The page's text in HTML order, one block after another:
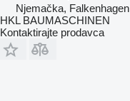
Njemačka, Falkenhagen
HKL BAUMASCHINEN
Kontaktirajte prodavca